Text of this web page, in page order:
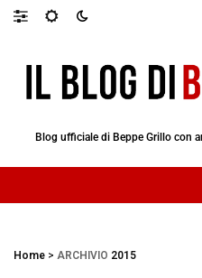
Blog ufficiale di Beppe Grillo con
Home > ARCHIVIO 2015